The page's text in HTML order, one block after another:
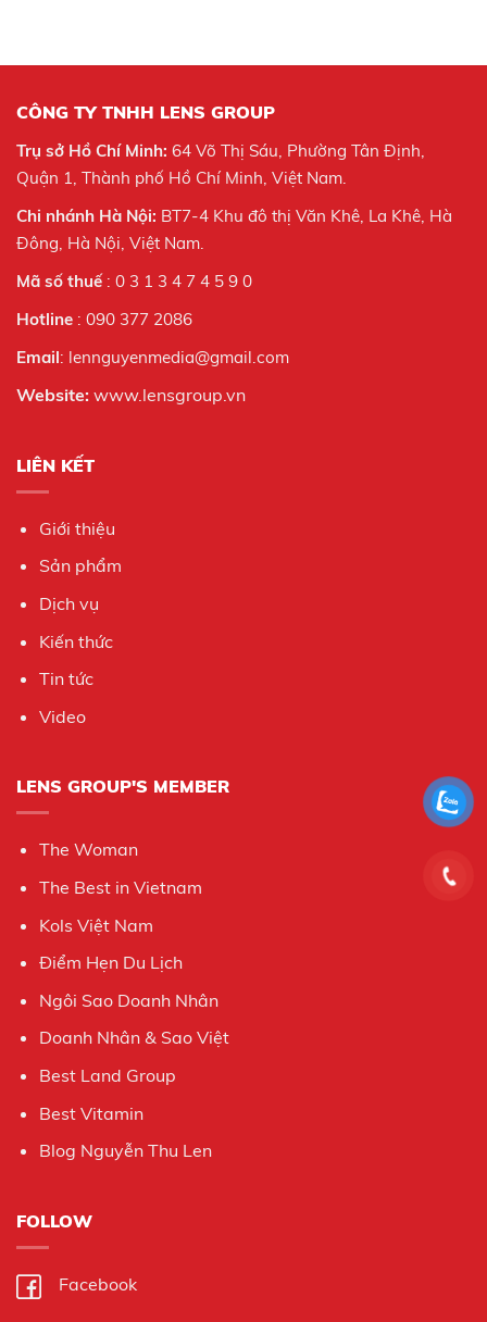
CÔNG TY TNHH LENS GROUP
Trụ sở Hồ Chí Minh: 64 Võ Thị Sáu, Phường Tân Định,
Quận 1, Thành phố Hồ Chí Minh, Việt Nam.
Chi nhánh Hà Nội: BT7-4 Khu đô thị Văn Khê, La Khê, Hà
Đông, Hà Nội, Việt Nam.
Mã số thuế: 0 3 1 3 4 7 4 5 9 0
Hotline : 090 377 2086
Email: lennguyenmedia@gmail.com
Website: www.lensgroup.vn
LIÊN KẾT
Giới thiệu
Sản phẩm
Dịch vụ
Kiến thức
Tin tức
Video
LENS GROUP'S MEMBER
The Woman
The Best in Vietnam
Kols Việt Nam
Điểm Hẹn Du Lịch
Ngôi Sao Doanh Nhân
Doanh Nhân & Sao Việt
Best Land Group
Best Vitamin
Blog Nguyễn Thu Len
FOLLOW
Facebook